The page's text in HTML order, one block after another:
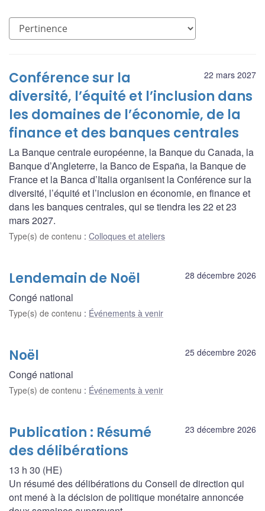
22 mars 2027
Conférence sur la
diversité, l’équité et l’inclusion dans
les domaines de l’économie, de la
finance et des banques centrales
La Banque centrale européenne, la Banque du Canada, la
Banque d’Angleterre, la Banco de España, la Banque de
France et la Banca d’Italia organisent la Conférence sur la
diversité, l’équité et l’inclusion en économie, en finance et
dans les banques centrales, qui se tiendra les 22 et 23
mars 2027.
Type(s) de contenu : Colloques et ateliers
28 décembre 2026
Lendemain de Noël
Congé national
Type(s) de contenu : Événements à venir
25 décembre 2026
Noël
Congé national
Type(s) de contenu : Événements à venir
23 décembre 2026
Publication : Résumé
des délibérations
13 h 30 (HE)
Un résumé des délibérations du Conseil de direction qui
ont mené à la décision de politique monétaire annoncée